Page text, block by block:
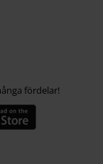
fördelar!